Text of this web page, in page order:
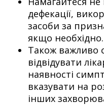
дефекації,
засоби за
якщо необхідно.
Також важливо
відвідувати
наявності
вказувати на
інших